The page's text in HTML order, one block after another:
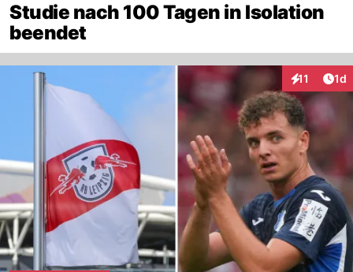
Studie nach 100 Tagen in Isolation
beendet
11 1d